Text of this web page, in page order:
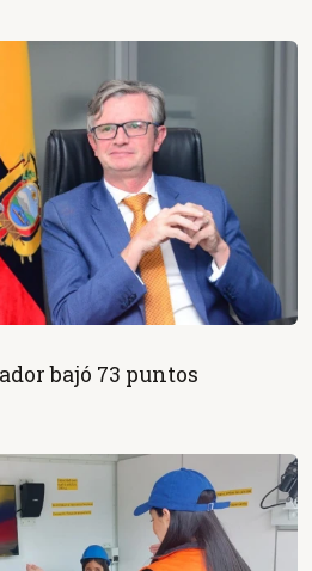
bajó 73 puntos